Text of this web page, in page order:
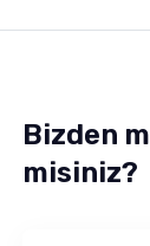
Bizden
misiniz?